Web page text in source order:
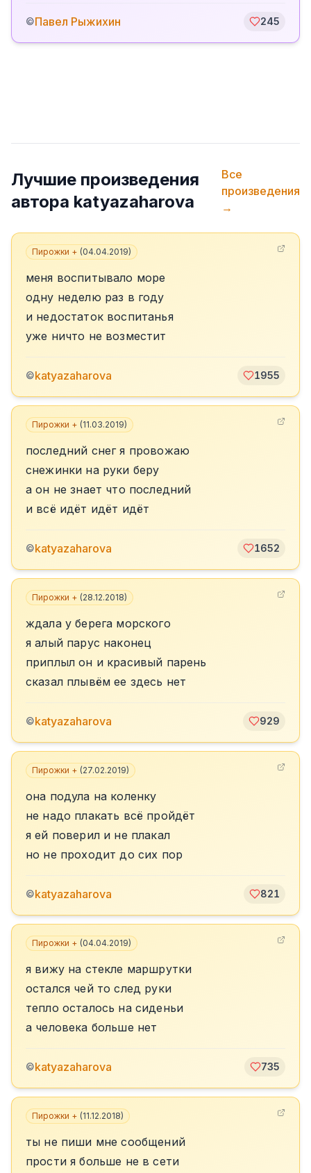
©Павел Рыжихин 245
Лучшие произведения
автора katyazaharova
Все
произведения
→
Пирожки + (04.04.2019)
меня воспитывало море
одну неделю раз в году
и недостаток воспитанья
уже ничто не возместит
©katyazaharova 1955
Пирожки + (11.03.2019)
последний снег я провожаю
снежинки на руки беру
а он не знает что последний
и всё идёт идёт идёт
©katyazaharova 1652
Пирожки + (28.12.2018)
ждала у берега морского
я алый парус наконец
приплыл он и красивый парень
сказал плывём ее здесь нет
©katyazaharova 929
Пирожки + (27.02.2019)
она подула на коленку
не надо плакать всё пройдёт
я ей поверил и не плакал
но не проходит до сих пор
©katyazaharova 821
Пирожки + (04.04.2019)
я вижу на стекле маршрутки
остался чей то след руки
тепло осталось на сиденьи
а человека больше нет
©katyazaharova 735
Пирожки + (11.12.2018)
ты не пиши мне сообщений
прости я больше не в сети